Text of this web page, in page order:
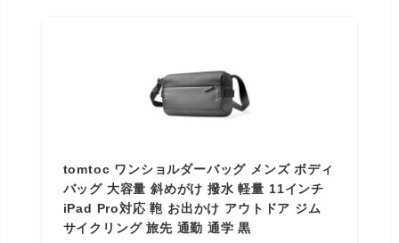
tomtoc ワンショルダーバッグ メンズ ボディ
バッグ 大容量 斜めがけ 撥水 軽量 11インチ
iPad Pro対応 鞄 お出かけ アウトドア ジム
サイクリング 旅先 通勤 通学 黒